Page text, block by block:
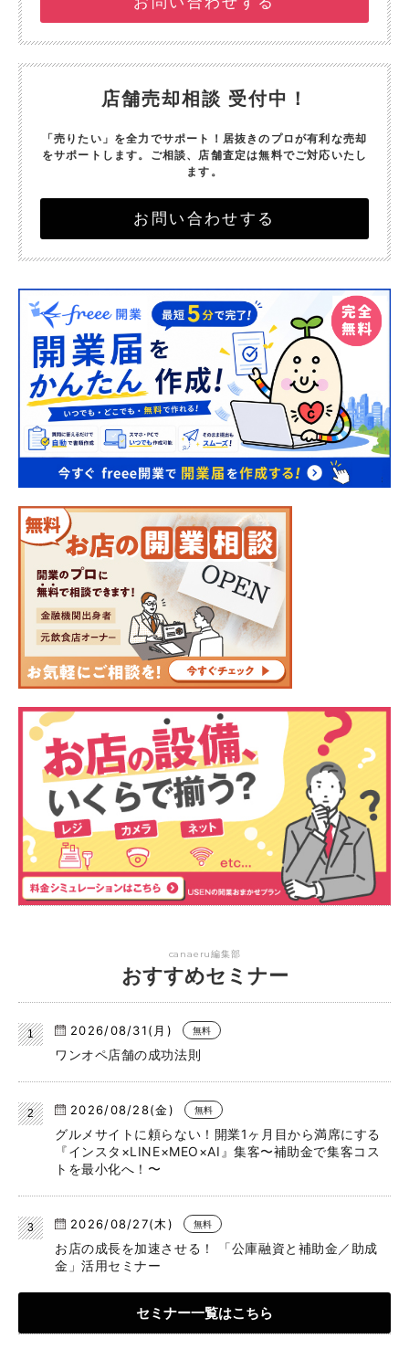
店舗売却相談 受付中！
「売りたい」を全力でサポート！ 居抜きのプロが有利な売却
をサポートします。 ご相談、店舗査定は無料でご対応いたし
ます。
お問い合わせする
canaeru編集部
おすすめセミナー
2026/08/31(月) 無料
ワンオペ店舗の成功法則
2026/08/28(金) 無料
グルメサイトに頼らない！開業1ヶ月目から満席にする
『インスタ×LINE×MEO×AI』集客〜補助金で集客コス
トを最小化へ！〜
2026/08/27(木) 無料
お店の成長を加速させる！ 「公庫融資と補助金／助成
金」活用セミナー
セミナー一覧はこちら